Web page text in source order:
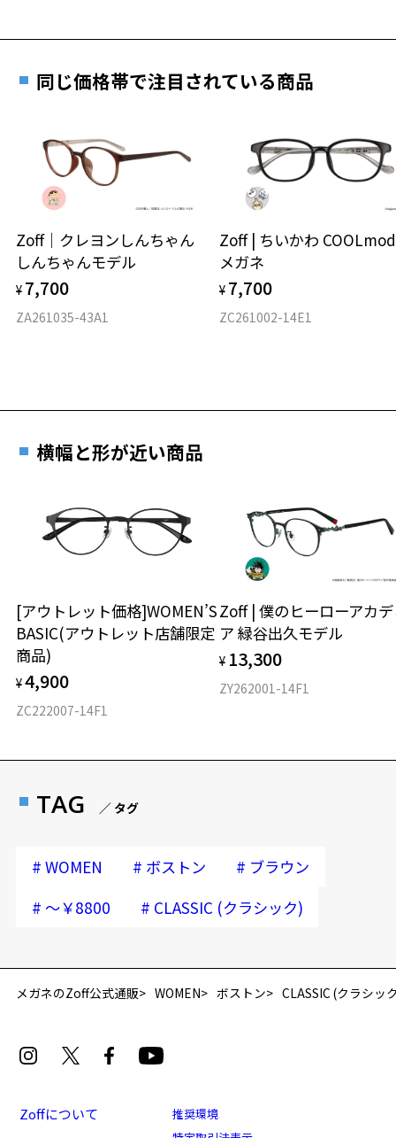
再入荷お知らせメールのお申し込み
9.5g
※着脱式サングラス：デモレンズ、アタッチメント込みの重さ
タイプ
材質
す。
実店舗で度数を測定いただけます
お近くのZoff実店舗にて度数を測定いただけます（無料）。
その際は記入用紙をダウンロードしてお使いください。
同じ価格帯で注目されている商品
Zoff｜クレヨンしんちゃん
しんちゃんモデル
¥ 7,700
ZA261035-43A1
Zoff | ちいかわ
メガネ
¥ 7,700
ZC261002-14E1
横幅と形が近い商品
[アウトレット価格]WOMEN’S
BASIC(アウトレット店舗限定
商品)
¥4,900
ZC222007-14F1
Zoff | 僕のヒーローアカ
ア 緑谷出久モデル
¥ 13,300
ZY262001-14F1
TAG ／ タグ
# WOMEN # ボストン # ブラウン
# ～￥8800 # CLASSIC (クラシック)
メガネのZoff公式通販 WOMEN ボストン CLASSIC (クラシッ
Zoffについて
推奨環境